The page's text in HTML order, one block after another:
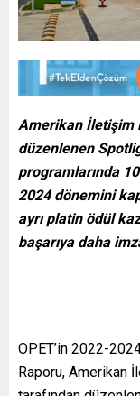
Amerikan İletişim
düzenlenen
programlarında
2024 dönemini
ayrı platin ödül
başarıya daha
OPET’in 2022-
Raporu, Amerikan